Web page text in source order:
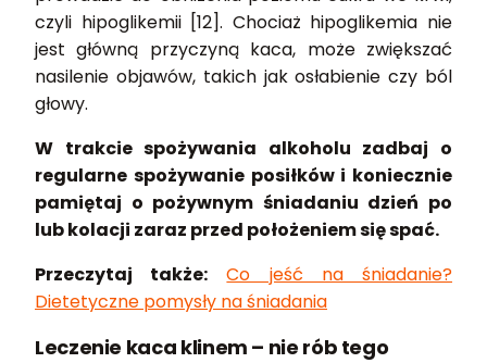
czyli hipoglikemii [12]. Chociaż hipoglikemia nie
jest główną przyczyną kaca, może zwiększać
nasilenie objawów, takich jak osłabienie czy ból
głowy.
W trakcie spożywania alkoholu zadbaj o
regularne spożywanie posiłków i koniecznie
pamiętaj o pożywnym śniadaniu dzień po
lub kolacji zaraz przed położeniem się spać.
Przeczytaj także:
Co jeść na śniadanie?
Dietetyczne pomysły na śniadania
Leczenie kaca klinem – nie rób tego